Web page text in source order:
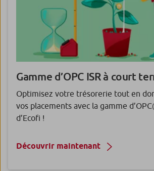
Gamme d’OPC ISR à court
Optimisez votre trésorerie tout en
vos placements avec la gamme d’OPC
d’Ecofi !
Découvrir maintenant